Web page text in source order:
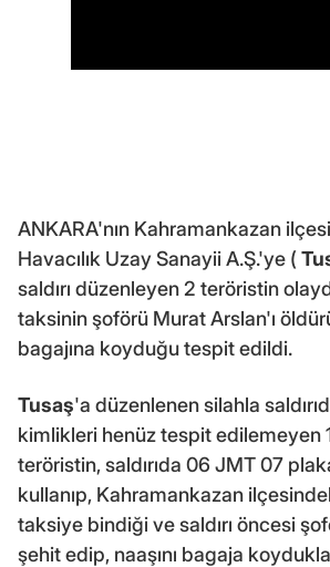
ANKARA'nın Kahramankazan
Havacılık Uzay Sanayii A.Ş.'ye (
saldırı düzenleyen 2 teröristin
taksinin şoförü Murat Arslan'ı
bagajına koyduğu tespit edildi.
Tusaş'a düzenlenen silahla
kimlikleri henüz tespit edilemeyen
teröristin, saldırıda 06 JMT 07
kullanıp, Kahramankazan
taksiye bindiği ve saldırı öncesi
şehit edip, naaşını bagaja